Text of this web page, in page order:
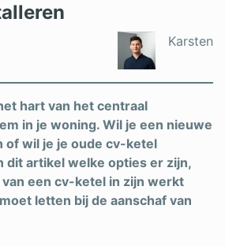
Karsten
hart van het centraal
in je woning. Wil je een nieuwe
of wil je je oude cv-ketel
dit artikel welke opties er zijn,
een cv-ketel in zijn werkt
letten bij de aanschaf van